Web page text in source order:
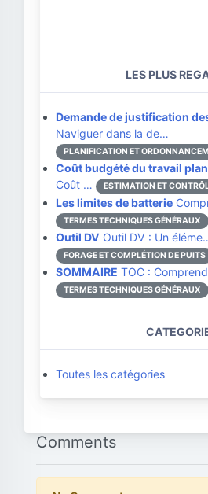
LES PLUS
Demande de justification
Naviguer dans la de…
PLANIFICATION ET
Coût budgété du travail
Coût …
ESTIMATION ET
Les limites de batterie
TERMES TECHNIQUES GÉNÉRAUX
Outil DV Outil DV : Un
FORAGE ET COMPLÉTION DE PUITS
SOMMAIRE TOC :
TERMES TECHNIQUES GÉNÉRAUX
Toutes les catégories
Comments